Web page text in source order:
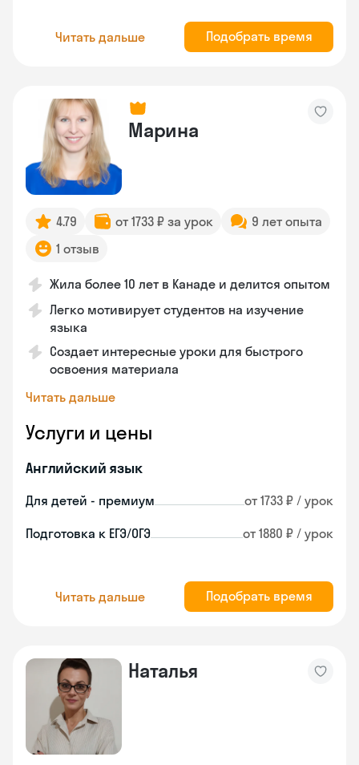
Читать дальше Подобрать время
Марина
4.79 от 1733 ₽ за урок
9 лет опыта
1 отзыв
Жила более 10 лет в Канаде и делится опытом
Легко мотивирует студентов на изучение
языка
Создает интересные уроки для быстрого
освоения материала
Читать дальше
Услуги и цены
Английский язык
Для детей - премиум от 1733 ₽ / урок
Подготовка к ЕГЭ/ОГЭ от 1880 ₽ / урок
Читать дальше Подобрать время
Наталья